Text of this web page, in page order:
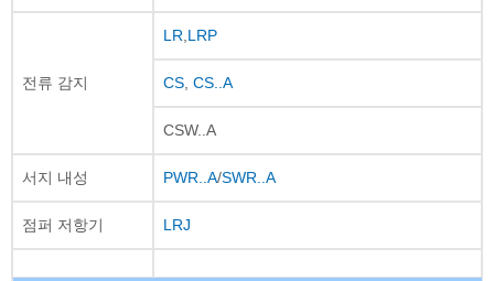
전류 감지
LR LRP
CS CS..A
CSW..A
서지 내성 PWR..A/SWR..A
점퍼 저항기 LRJ